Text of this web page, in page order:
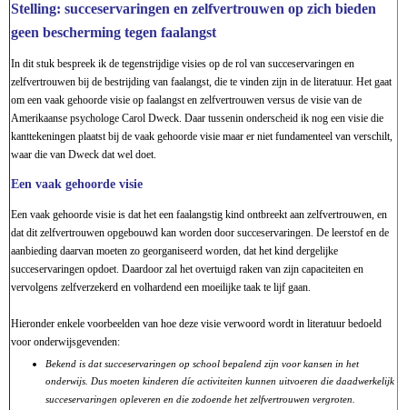
Stelling: succeservaringen en zelfvertrouwen op zich bieden
geen bescherming tegen faalangst
In dit stuk bespreek ik de tegenstrijdige visies op de rol van succeservaringen en
zelfvertrouwen bij de bestrijding van faalangst, die te vinden zijn in de literatuur. Het gaat
om een vaak gehoorde visie op faalangst en zelfvertrouwen versus de visie van de
Amerikaanse psychologe Carol Dweck. Daar tussenin onderscheid ik nog een visie die
kanttekeningen plaatst bij de vaak gehoorde visie maar er niet fundamenteel van verschilt,
waar die van Dweck dat wel doet.
Een vaak gehoorde visie
Een vaak gehoorde visie is dat het een faalangstig kind ontbreekt aan zelfvertrouwen, en
dat dit zelfvertrouwen opgebouwd kan worden door succeservaringen. De leerstof en de
aanbieding daarvan moeten zo georganiseerd worden, dat het kind dergelijke
succeservaringen opdoet. Daardoor zal het overtuigd raken van zijn capaciteiten en
vervolgens zelfverzekerd en volhardend een moeilijke taak te lijf gaan.
Hieronder enkele voorbeelden van hoe deze visie verwoord wordt in literatuur bedoeld
voor onderwijsgevenden:
Bekend is dat succeservaringen op school bepalend zijn voor kansen in het
onderwijs. Dus moeten kinderen díe activiteiten kunnen uitvoeren die daadwerkelijk
succeservaringen opleveren en die zodoende het zelfvertrouwen vergroten.